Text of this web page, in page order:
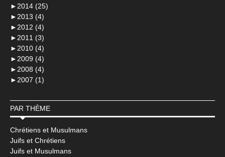
► 2014 (25)
► 2013 (4)
► 2012 (4)
► 2011 (3)
► 2010 (4)
► 2009 (4)
► 2008 (4)
► 2007 (1)
PAR THÈME
Chrétiens et Musulmans
Juifs et Chrétiens
Juifs et Musulmans